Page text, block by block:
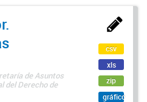
de Asuntos
del Derecho de
csv
xls
zip
gráfico